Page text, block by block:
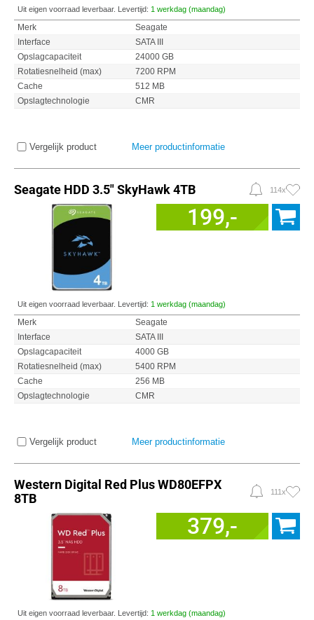
Uit eigen voorraad leverbaar. Levertijd: 1 werkdag (maandag)
Merk
Seagate
Interface
SATA III
Opslagcapaciteit
24000 GB
Rotatiesnelheid (max)
7200 RPM
Cache
512 MB
Opslagtechnologie
CMR
Vergelijk product Meer productinformatie
Seagate HDD 3.5" SkyHawk 4TB 114x
199,-
Uit eigen voorraad leverbaar. Levertijd: 1 werkdag (maandag)
Merk
Seagate
Interface
SATA III
Opslagcapaciteit
4000 GB
Rotatiesnelheid (max)
5400 RPM
Cache
256 MB
Opslagtechnologie
CMR
Vergelijk product Meer productinformatie
Western Digital Red Plus WD80EFPX
8TB
111x
379,-
Uit eigen voorraad leverbaar. Levertijd: 1 werkdag (maandag)